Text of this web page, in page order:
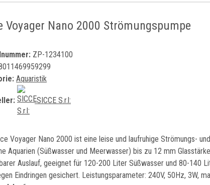
Voyager Nano 2000 Strömungspumpe
ZP-1234100
Aquaristik
SICCE S.r.l:
Voyager Nano 2000 ist eine leise und laufruhige Strömungs-
Aquarien (Süßwasser und Meerwasser) bis zu 12 mm
Auslauf, geeignet für 120-200 Liter Süßwasser und 80-140
Eindringen gesichert. Leistungsparameter: 240V, 50Hz, 3W,